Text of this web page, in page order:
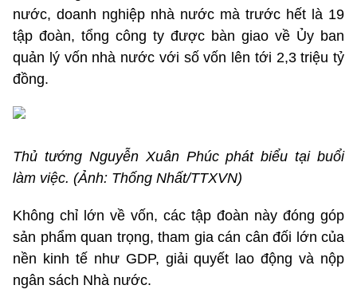
nước, doanh nghiệp nhà nước mà trước hết là 19
tập đoàn, tổng công ty được bàn giao về Ủy ban
quản lý vốn nhà nước với số vốn lên tới 2,3 triệu tỷ
đồng.
Thủ tướng Nguyễn Xuân Phúc phát biểu tại buổi
làm việc. (Ảnh: Thống Nhất/TTXVN)
Không chỉ lớn về vốn, các tập đoàn này đóng góp
sản phẩm quan trọng, tham gia cán cân đối lớn của
nền kinh tế như GDP, giải quyết lao động và nộp
ngân sách Nhà nước.